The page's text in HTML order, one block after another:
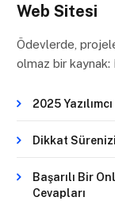
Web Sitesi
Ödevlerde,
olmaz bir
2025
Dikkat
Başarılı Bir
Cevapları